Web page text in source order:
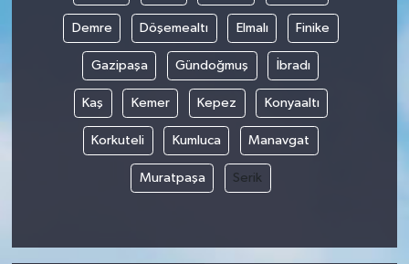
Demre Döşemealtı Elmalı Finike
Gazipaşa Gündoğmuş İbradı
Kaş Kemer Kepez Konyaaltı
Korkuteli Kumluca Manavgat
Muratpaşa Serik